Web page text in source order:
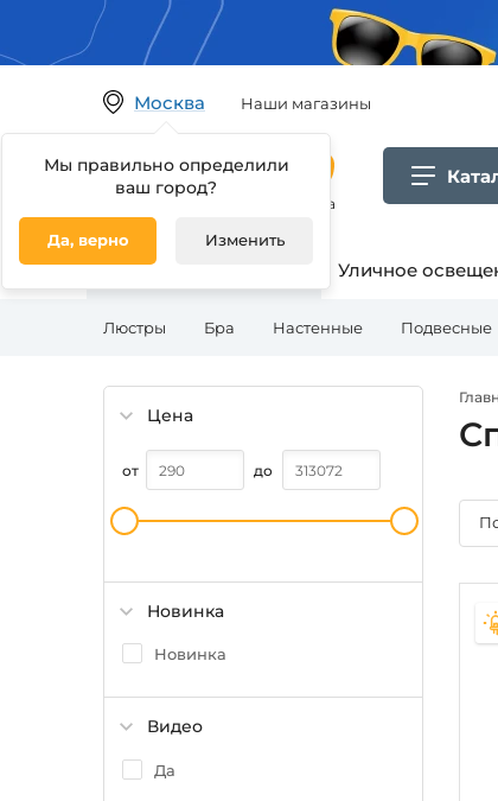
Москва
Мы правильно определили
ваш город?
Да, верно Изменить
Наши магазины
Гипермаркет товаров для дома
Освещение для дома Уличное
Люстры Бра Настенные Подвесные
Цена
от до
Новинка
Новинка
Видео
Да